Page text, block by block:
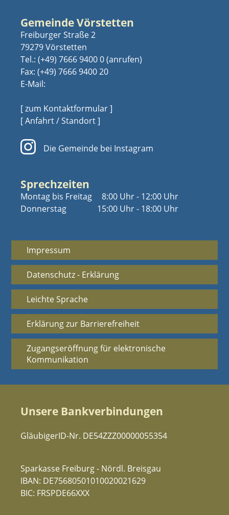
Gemeinde Vörstetten
Freiburger Straße 2
79279 Vörstetten
Tel.: (+49) 7666 9400 0
Fax: (+49) 7666 9400 20
E-Mail:
[ zum Kontaktformular ]
[ Anfahrt / Standort ]
Die Gemeinde bei Instagram
Sprechzeiten
Montag bis Freitag
Donnerstag
8:00 Uhr - 12:00 Uhr
15:00 Uhr - 18:00 Uhr
Impressum
Datenschutz - Erklärung
Leichte Sprache
Erklärung zur Barrierefreiheit
Zugangseröffnung für elektronische
Kommunikation
Unsere Bankverbindungen
GläubigerID-Nr. DE54ZZZ00000055354
Sparkasse Freiburg - Nördl. Breisgau
IBAN: DE75680501010020021629
BIC: FRSPDE66XXX